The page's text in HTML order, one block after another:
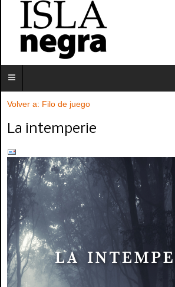
Volver a: Filo de juego
La intemperie